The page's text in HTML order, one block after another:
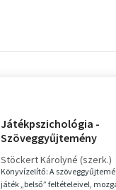
Játékpszichológia -
Szöveggyűjtemény
Stöckert Károlyné (szerk.)
Könyvízelítő: A
játék „belső” feltételeivel,